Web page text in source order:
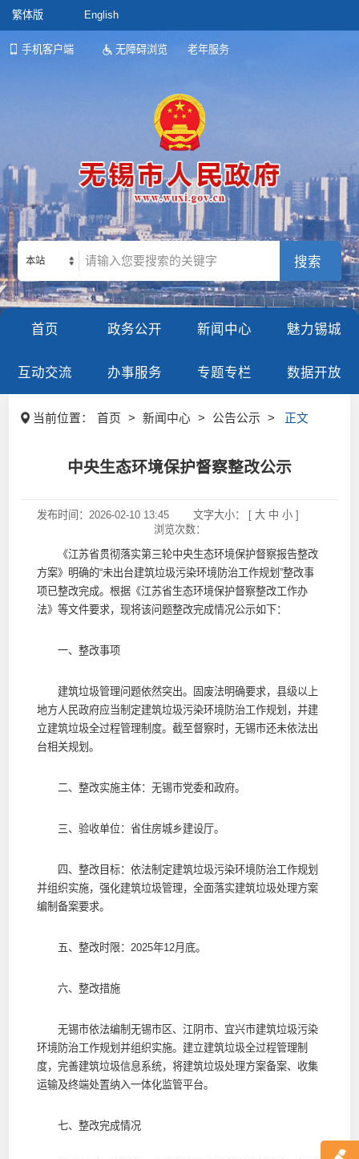
繁体版 English
手机客户端 无障碍浏览 老年服务
本站
首页 政务公开 新闻中心 魅力锡城
互动交流 办事服务 专题专栏 数据开放
当前位置： 首页 > 新闻中心 > 公告公示 > 正文
中央生态环境保护督察整改公示
发布时间： 2026-02-10 13:45 文字大小： [ 大 中 小]
浏览次数：
《江苏省贯彻落实第三轮中央生态环境保护督察报告整改
方案》明确的“未出台建筑垃圾污染环境防治工作规划”整改事
项已整改完成。根据《江苏省生态环境保护督察整改工作办
法》等文件要求，现将该问题整改完成情况公示如下：
一、整改事项
建筑垃圾管理问题依然突出。固废法明确要求，县级以上
地方人民政府应当制定建筑垃圾污染环境防治工作规划，并建
立建筑垃圾全过程管理制度。截至督察时，无锡市还未依法出
台相关规划。
二、整改实施主体：无锡市党委和政府。
三、验收单位：省住房城乡建设厅。
四、整改目标：依法制定建筑垃圾污染环境防治工作规划
并组织实施，强化建筑垃圾管理，全面落实建筑垃圾处理方案
编制备案要求。
五、整改时限：2025年12月底。
六、整改措施
无锡市依法编制无锡市区、江阴市、宜兴市建筑垃圾污染
环境防治工作规划并组织实施。建立建筑垃圾全过程管理制
度，完善建筑垃圾信息系统，将建筑垃圾处理方案备案、收集
运输及终端处置纳入一体化监管平台。
七、整改完成情况